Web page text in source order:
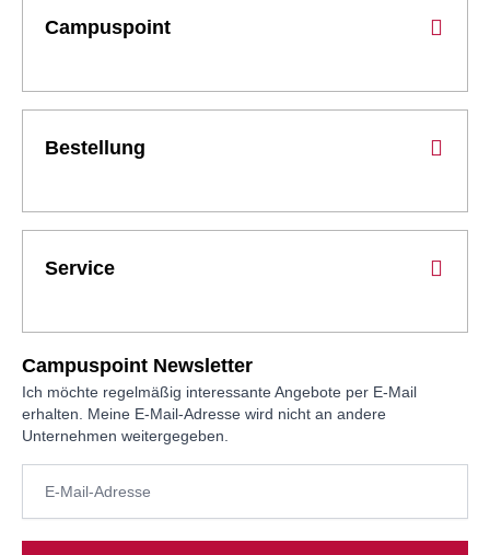
Campuspoint
Bestellung
Service
Campuspoint Newsletter
Ich möchte regelmäßig interessante Angebote per E-Mail
erhalten. Meine E-Mail-Adresse wird nicht an andere
Unternehmen weitergegeben.